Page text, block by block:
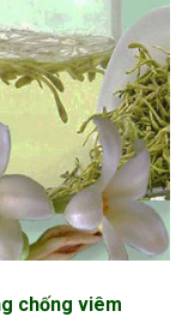
chống viêm